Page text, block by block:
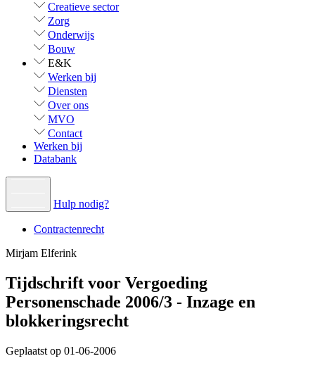
Creatieve sector
Zorg
Onderwijs
Bouw
E&K
Werken bij
Diensten
Over ons
MVO
Contact
Werken bij
Databank
Hulp nodig?
Contractenrecht
Mirjam Elferink
Tijdschrift voor Vergoeding
Personenschade 2006/3 - Inzage en
blokkeringsrecht
Geplaatst op 01-06-2006